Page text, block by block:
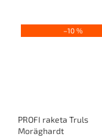
–10 %
PROFI raketa Truls
Moräghardt